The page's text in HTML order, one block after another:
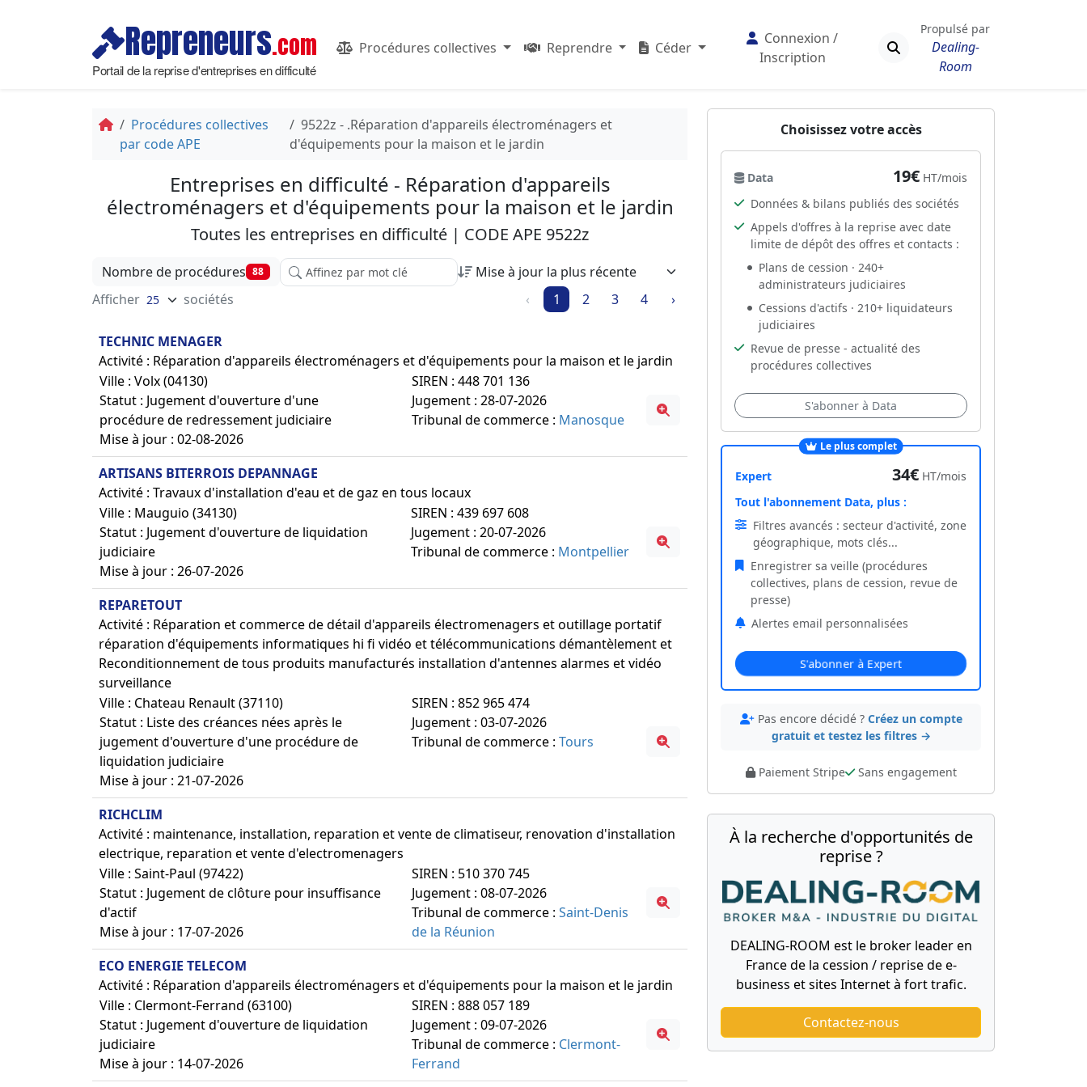
Repreneurs.com
Portail de la reprise d'entreprises en difficulté
Procédures collectives Reprendre Céder
Connexion /
Inscription
Propulsé par
Dealing-
Room
Procédures collectives
par code APE
9522z - .Réparation d'appareils électroménagers et
d'équipements pour la maison et le jardin
Entreprises en difficulté - Réparation d'appareils
électroménagers et d'équipements pour la maison et le jardin
Toutes les entreprises en difficulté | CODE APE 9522z
Nombre de procédures 88
Affinez votre recherche parmi les résultats :
Afficher
sociétés ‹ 1 2 3 4 ›
TECHNIC MENAGER
Activité : Réparation d'appareils électroménagers et d'équipements pour la maison et le jardin
Ville : Volx (04130)
Statut : Jugement d'ouverture d'une
procédure de redressement judiciaire
Mise à jour : 02-08-2026
SIREN : 448 701 136
Jugement : 28-07-2026
Tribunal de commerce : Manosque
ARTISANS BITERROIS DEPANNAGE
Activité : Travaux d'installation d'eau et de gaz en tous locaux
Ville : Mauguio (34130)
Statut : Jugement d'ouverture de liquidation
judiciaire
Mise à jour : 26-07-2026
SIREN : 439 697 608
Jugement : 20-07-2026
Tribunal de commerce : Montpellier
REPARETOUT
Activité : Réparation et commerce de détail d'appareils électromenagers et outillage portatif
réparation d'équipements informatiques hi fi vidéo et télécommunications démantèlement et
Reconditionnement de tous produits manufacturés installation d'antennes alarmes et vidéo
surveillance
Ville : Chateau Renault (37110)
Statut : Liste des créances nées après le
jugement d'ouverture d'une procédure de
liquidation judiciaire
Mise à jour : 21-07-2026
SIREN : 852 965 474
Jugement : 03-07-2026
Tribunal de commerce : Tours
RICHCLIM
Activité : maintenance, installation, reparation et vente de climatiseur, renovation d'installation
electrique, reparation et vente d'electromenagers
Ville : Saint-Paul (97422)
Statut : Jugement de clôture pour insuffisance
d'actif
Mise à jour : 17-07-2026
SIREN : 510 370 745
Jugement : 08-07-2026
Tribunal de commerce : Saint-Denis
de la Réunion
ECO ENERGIE TELECOM
Activité : Réparation d'appareils électroménagers et d'équipements pour la maison et le jardin
Ville : Clermont-Ferrand (63100)
Statut : Jugement d'ouverture de liquidation
judiciaire
Mise à jour : 14-07-2026
SIREN : 888 057 189
Jugement : 09-07-2026
Tribunal de commerce : Clermont-
Ferrand
Choisissez votre accès
Data 19€ HT/mois
Données & bilans publiés des sociétés
Appels d'offres à la reprise avec date
limite de dépôt des offres et contacts :
Plans de cession · 240+
administrateurs judiciaires
Cessions d'actifs · 210+ liquidateurs
judiciaires
Revue de presse - actualité des
procédures collectives
S'abonner à Data
Le plus complet
Expert 34€ HT/mois
Tout l'abonnement Data, plus :
Filtres avancés : secteur d'activité, zone
géographique, mots clés...
Enregistrer sa veille (procédures
collectives, plans de cession, revue de
presse)
Alertes email personnalisées
S'abonner à Expert
Pas encore décidé ? Créez un compte
gratuit et testez les filtres →
Paiement Stripe Sans engagement
À la recherche d'opportunités de
reprise ?
DEALING-ROOM est le broker leader en
France de la cession / reprise de e-
business et sites Internet à fort trafic.
Contactez-nous